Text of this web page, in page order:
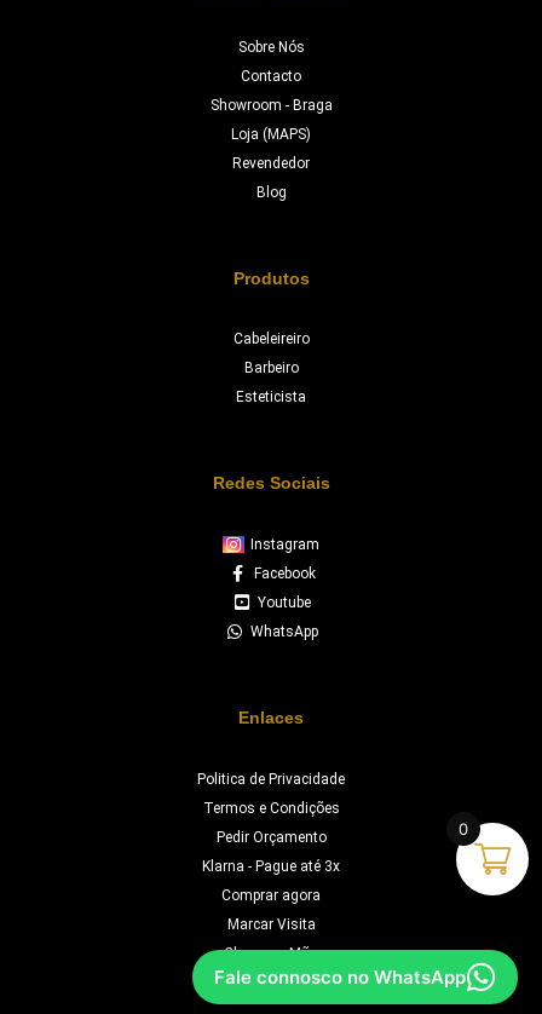
Sobre Nós
Contacto
Showroom - Braga
Loja (MAPS)
Revendedor
Blog
Produtos
Cabeleireiro
Barbeiro
Esteticista
Redes Sociais
Instagram
Facebook
Youtube
WhatsApp
Enlaces
Politica de Privacidade
Termos e Condições
Pedir Orçamento
Klarna - Pague até 3x
Comprar agora
Marcar Visita
Chave na Mão
Orçamento
Fale connosco no WhatsApp
0